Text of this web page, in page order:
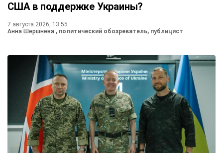
США в поддержке Украины?
7 августа 2026, 13:55
Анна Шершнева , политический обозреватель, публицист